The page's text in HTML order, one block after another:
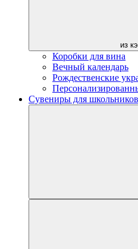
из
Коробки для вина
Вечный календарь
Рождественские
Сувениры для